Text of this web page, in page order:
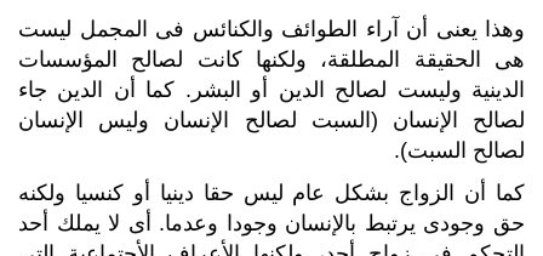
وهذا يعنى أن آراء الطوائف والكنائس فى المجمل ليست
هى الحقيقة المطلقة، ولكنها كانت لصالح المؤسسات
الدينية وليست لصالح الدين أو البشر. كما أن الدين جاء
لصالح الإنسان (السبت لصالح الإنسان وليس الإنسان
لصالح السبت).
كما أن الزواج بشكل عام ليس حقا دينيا أو كنسيا ولكنه
حق وجودى يرتبط بالإنسان وجودا وعدما. أى لا يملك أحد